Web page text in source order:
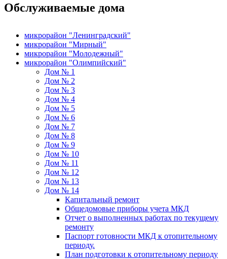
Обслуживаемые дома
микрорайон "Ленинградский"
микрорайон "Мирный"
микрорайон "Молодежный"
микрорайон "Олимпийский"
Дом № 1
Дом № 2
Дом № 3
Дом № 4
Дом № 5
Дом № 6
Дом № 7
Дом № 8
Дом № 9
Дом № 10
Дом № 11
Дом № 12
Дом № 13
Дом № 14
Капитальный ремонт
Общедомовые приборы учета МКД
Отчет о выполненных работах по текущему
ремонту
Паспорт готовности МКД к отопительному
периоду.
План подготовки к отопительному периоду